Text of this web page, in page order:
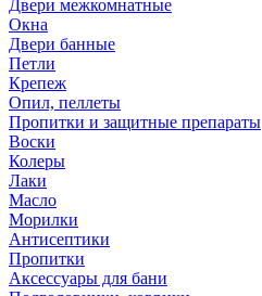
Двери межкомнатные
Окна
Двери банные
Петли
Крепеж
Опил, пеллеты
Пропитки и защитные препараты
Воски
Колеры
Лаки
Масло
Морилки
Антисептики
Пропитки
Аксессуары для бани